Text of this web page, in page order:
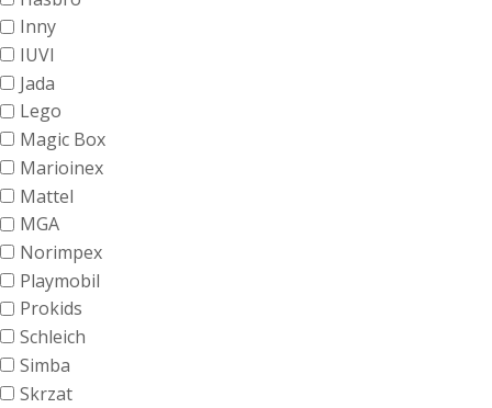
Inny
IUVI
Jada
Lego
Magic Box
Marioinex
Mattel
MGA
Norimpex
Playmobil
Prokids
Schleich
Simba
Skrzat